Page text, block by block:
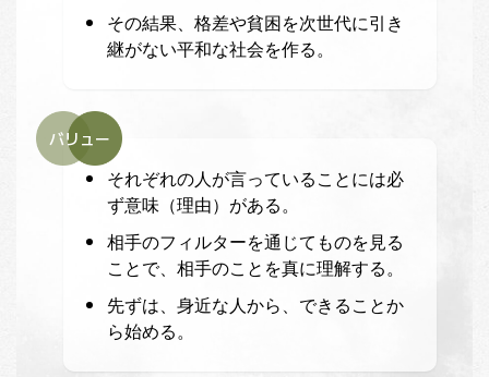
その結果、格差や貧困を次世代に引き
継がない平和な社会を作る。
バリュー
それぞれの人が言っていることには必
ず意味（理由）がある。
相手のフィルターを通じてものを見る
ことで、相手のことを真に理解する。
先ずは、身近な人から、できることか
ら始める。